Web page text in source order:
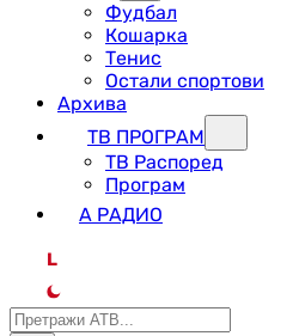
Фудбал
Кошарка
Тенис
Остали спортови
Архива
ТВ ПРОГРАМ
ТВ Распоред
Програм
А РАДИО
L